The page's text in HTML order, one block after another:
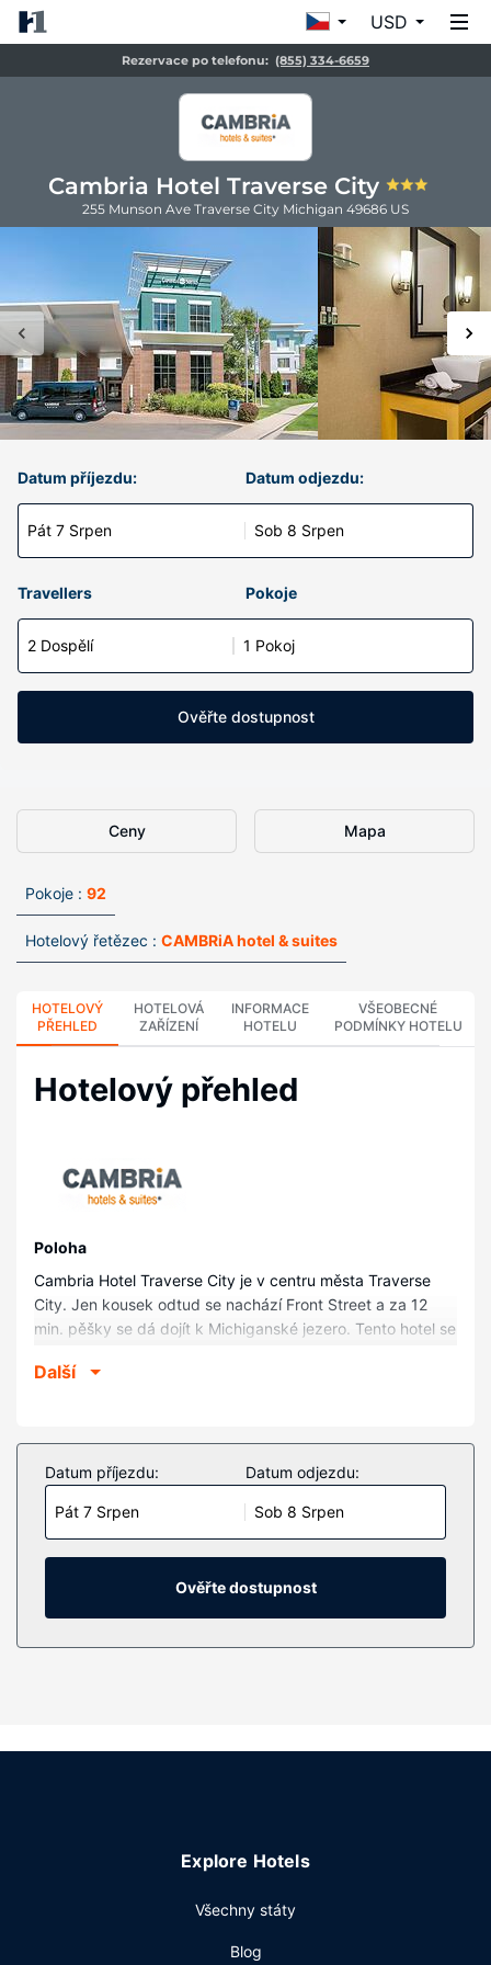
USD
Rezervace po telefonu: (855) 334-6659
Cambria Hotel Traverse City
255 Munson Ave Traverse City Michigan 49686 US
Datum příjezdu:
Pát 7 Srpen
Datum odjezdu:
Sob 8 Srpen
Travellers Pokoje
2 Dospělí 1 Pokoj
Ověřte dostupnost
Ceny Mapa
Pokoje : 92
Hotelový řetězec : CAMBRiA hotel & suites
HOTELOVÝ
PŘEHLED
HOTELOVÁ
ZAŘÍZENÍ
INFORMACE
HOTELU
VŠEOBECNÉ
PODMÍNKY HOTELU
Hotelový přehled
Poloha
Cambria Hotel Traverse City je v centru města Traverse
City. Jen kousek odtud se nachází Front Street a za 12
min. pěšky se dá dojít k Michiganské jezero. Tento hotel se
Dennos Museum Center.
V jednom z 92 pokojů, k jejichž vybavení patří lednička a
mikrovlnná trouba, se budete cítit jako doma. K dispozici je
bezplatné bezdrátové i pevné připojení k internetu a
dobrou zábavu zajistí
televize s plochou obrazovkou, která nabízí kabelové
kanály. Soukromé koupelny nabízí vybavení, jehož
součástí jsou vana se sprchou, značkové toaletní potřeby
a vysoušeč vlasů. Další užitečné vybavení a služby: psací
něž patří mimo jiné krytý bazén, vířivka a fitness centrum.
Když dostanete v hotelu hlad, navštivte restauraci Reflect,
zakoupit také v kavárně nebo využít pokojovou službu s
Další
Datum příjezdu:
Pát 7 Srpen
Datum odjezdu:
Sob 8 Srpen
Ověřte dostupnost
Explore Hotels
Všechny státy
Blog